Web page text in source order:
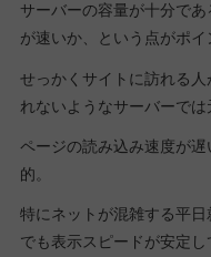
サーバーの容量が十分で
が速いか、という点がポイ
せっかくサイトに訪れる
れないようなサーバーでは
ページの読み込み速度が
的。
特にネットが混雑する平
でも表示スピードが安定